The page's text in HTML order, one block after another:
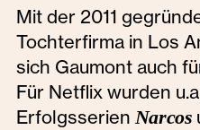
Mit der 2011
Tochterfirma in Los
sich Gaumont auch
Für Netflix wurden
ErfolgsserienNarcos